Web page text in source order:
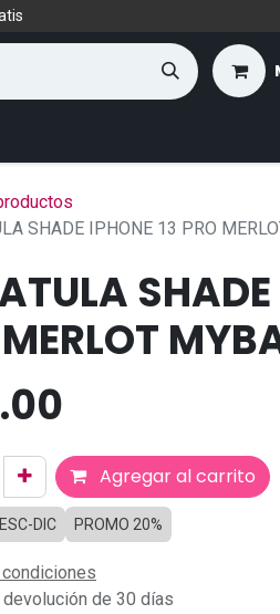
SHADE IPHONE 13 PRO
SHADE
Agregar al carrito
DIC PROMO 20%
devolución de 30 días